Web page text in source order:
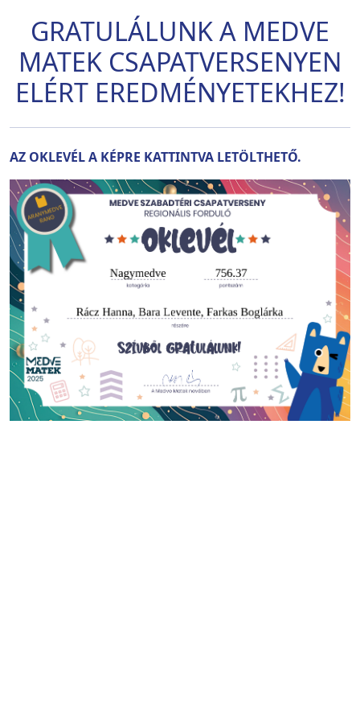
GRATULÁLUNK A MEDVE
MATEK CSAPATVERSENYEN
ELÉRT EREDMÉNYETEKHEZ!
AZ OKLEVÉL A KÉPRE KATTINTVA LETÖLTHETŐ.